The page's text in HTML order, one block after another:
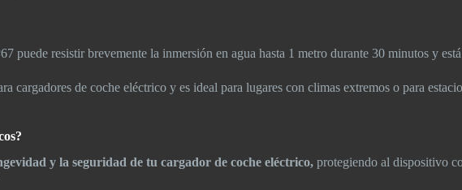
puede resistir brevemente la inmersión en agua hasta 1 metro durante 30 minutos y
cargadores de coche eléctrico y es ideal para lugares con climas extremos o para
y la seguridad de tu cargador de coche eléctrico, protegiendo al dispositivo